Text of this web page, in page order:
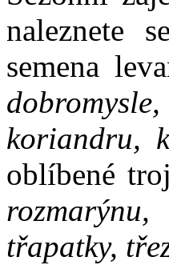
naleznete
semena
koriandru,
oblíbené
třapatky,